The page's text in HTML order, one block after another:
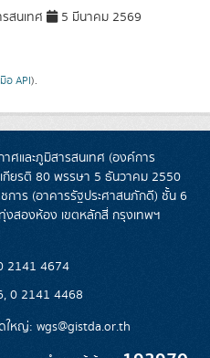
สนเทศ 5 มีนาคม 2569
อ API).
ศและภูมิสารสนเทศ (องค์การ
กียรติ 80 พรรษา 5 ธันวาคม 2550
การ (อาคารรัฐประศาสนภักดี) ชั้น 6
งสองห้อง เขตหลักสี่ กรุงเทพฯ
2141 4674
0 2141 4468
หญ่: wgs@gistda.or.th